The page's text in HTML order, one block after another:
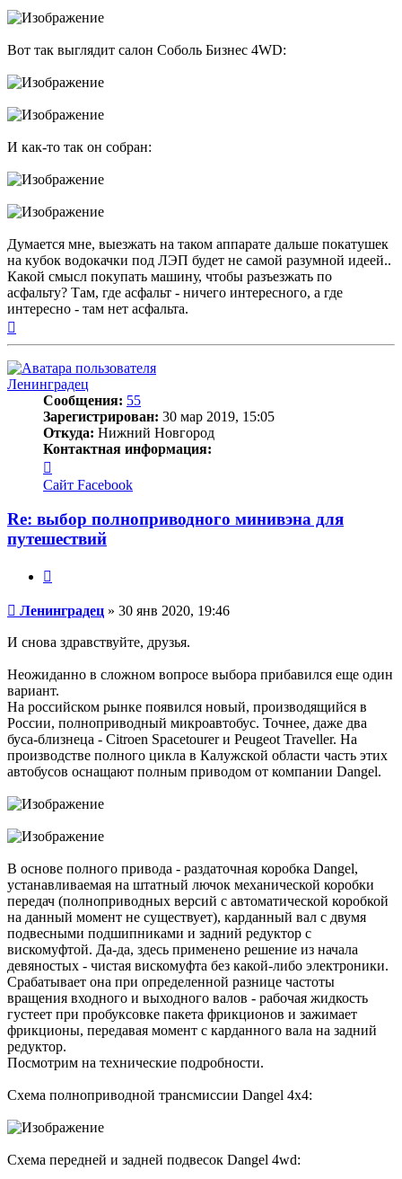
Вот так выглядит салон Соболь Бизнес 4WD:
И как-то так он собран:
Думается мне, выезжать на таком аппарате дальше покатушек
на кубок водокачки под ЛЭП будет не самой разумной идеей..
Какой смысл покупать машину, чтобы разъезжать по
асфальту? Там, где асфальт - ничего интересного, а где
интересно - там нет асфальта.
Ленинградец
Сообщения: 55
Зарегистрирован: 30 мар 2019, 15:05
Откуда: Нижний Новгород
Контактная информация:
информация
пользователя
Ленинградец
Сайт Facebook
Re: выбор полноприводного минивэна для
путешествий
Сообщение
Ленинградец » 30 янв 2020, 19:46
И снова здравствуйте, друзья.
Неожиданно в сложном вопросе выбора прибавился еще один
вариант.
На российском рынке появился новый, производящийся в
России, полноприводный микроавтобус. Точнее, даже два
буса-близнеца - Citroen Spacetourer и Peugeot Traveller. На
производстве полного цикла в Калужской области часть этих
автобусов оснащают полным приводом от компании Dangel.
В основе полного привода - раздаточная коробка Dangel,
устанавливаемая на штатный лючок механической коробки
передач (полноприводных версий с автоматической коробкой
на данный момент не существует), карданный вал с двумя
подвесными подшипниками и задний редуктор с
вискомуфтой. Да-да, здесь применено решение из начала
девяностых - чистая вискомуфта без какой-либо электроники.
Срабатывает она при определенной разнице частоты
вращения входного и выходного валов - рабочая жидкость
густеет при пробуксовке пакета фрикционов и зажимает
фрикционы, передавая момент с карданного вала на задний
редуктор.
Посмотрим на технические подробности.
Схема полноприводной трансмиссии Dangel 4x4:
Схема передней и задней подвесок Dangel 4wd: